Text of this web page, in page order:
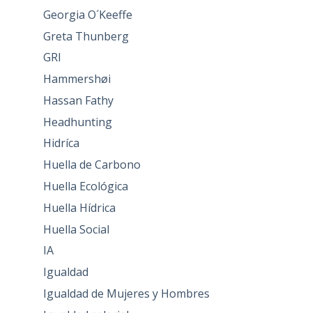
Georgia O´Keeffe
Greta Thunberg
GRI
Hammershøi
Hassan Fathy
Headhunting
Hidríca
Huella de Carbono
Huella Ecológica
Huella Hídrica
Huella Social
IA
Igualdad
Igualdad de Mujeres y Hombres